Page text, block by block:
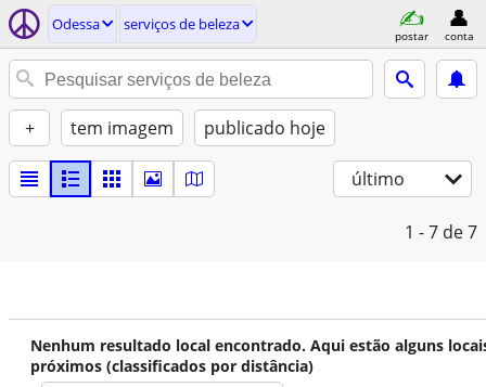
Odessa serviços de beleza
postar conta
+ tem imagem publicado hoje
último
1 - 7 de 7
Nenhum resultado local encontrado. Aqui estão alguns
próximos (classificados por distância)